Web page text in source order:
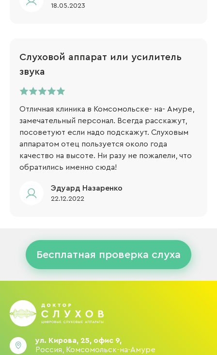
18.05.2023
Слуховой аппарат или усилитель
звука
Отличная клиника в Комсомольске- на- Амуре,
замечательный персонал. Всегда расскажут,
посоветуют если надо подскажут. Слуховым
аппаратом отец пользуется около года
качество на высоте. Ни разу не пожалели, что
обратились именно сюда!
Эдуард Назаренко
22.12.2022
Бесплатная проверка слуха
ул. Кирова, 25, офис 9,
Россия, Комсомольск-на-Амуре